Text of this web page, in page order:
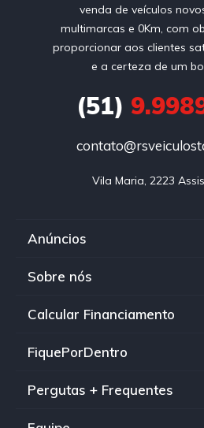
venda de veículos
multimarcas e 0Km, com
proporcionar aos clientes
e a certeza de um
(51)
Vila Maria, 2223
Anúncios
Sobre nós
Calcular Financiamento
FiquePorDentro
Pergutas + Frequentes